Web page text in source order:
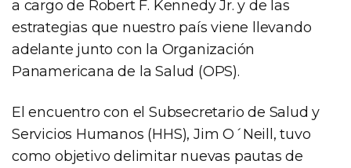
a cargo de Robert F. Kennedy Jr. y de las
estrategias que nuestro país viene llevando
adelante junto con la Organización
Panamericana de la Salud (OPS).
El encuentro con el Subsecretario de Salud y
Servicios Humanos (HHS), Jim O´Neill, tuvo
como objetivo delimitar nuevas pautas de